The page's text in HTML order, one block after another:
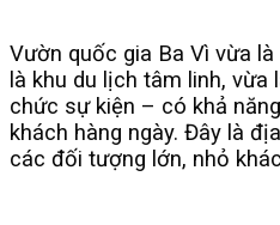
Vườn quốc gia Ba Vì vừa
là khu du lịch tâm linh,
chức sự kiện – có khả
khách hàng ngày. Đây là
các đối tượng lớn, nhỏ